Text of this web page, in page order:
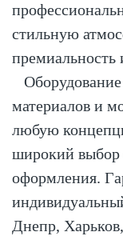
стильную
премиальность
Оборудование
материалов и
любую
широкий выбор
оформления.
Днепр,